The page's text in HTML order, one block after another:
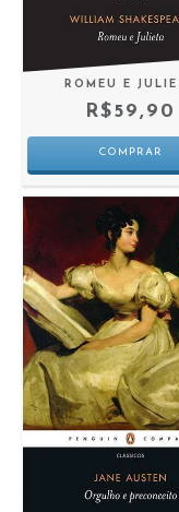
ROMEU E
R$59,90